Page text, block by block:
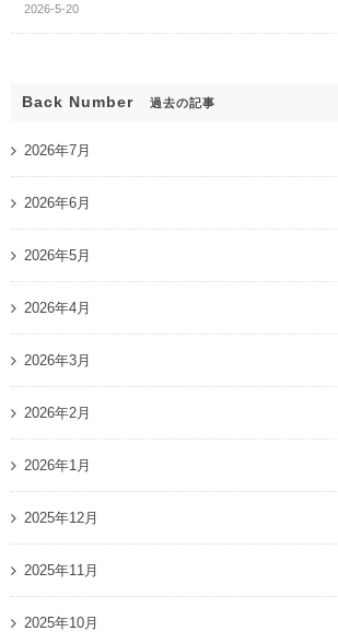
2026-5-20
Back Number 過去の記事
2026年7月
2026年6月
2026年5月
2026年4月
2026年3月
2026年2月
2026年1月
2025年12月
2025年11月
2025年10月